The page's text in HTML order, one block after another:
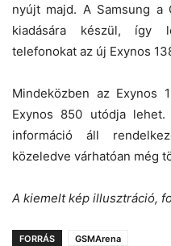
nyújt majd. A Samsung a
kiadására készül, így
telefonokat az új Exynos
Mindeközben az Exynos
Exynos 850 utódja lehet.
információ áll
közeledve várhatóan még
A kiemelt kép illusztráció,
FORRÁS GSMArena